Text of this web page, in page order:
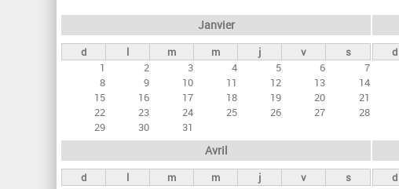
e
t
s
n
c
Janvier
d l m m j v
s
1
2 3 4 5 6
7
8
9 10 11 12 13
14
15
16 17 18 19 20
21
22
23 24 25 26 27
28
29
30 31
d
Avril
d l m m j v s d